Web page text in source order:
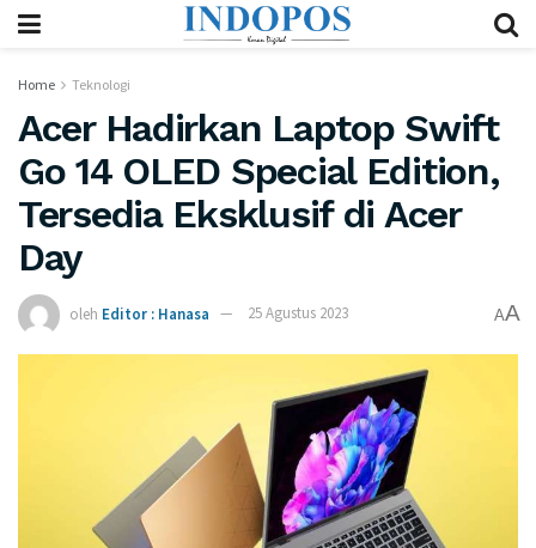
Home Teknologi
Acer Hadirkan Laptop Swift
Go 14 OLED Special Edition,
Tersedia Eksklusif di Acer
Day
oleh Editor : Hanasa 25 Agustus 2023 AA